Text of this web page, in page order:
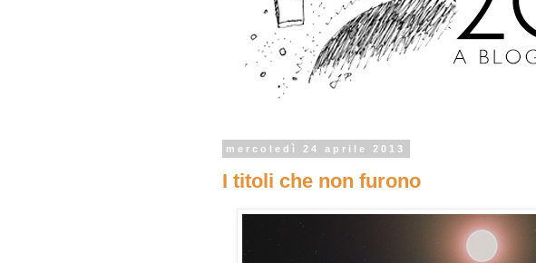
mercoledì 24 aprile 2013
I titoli che non furono